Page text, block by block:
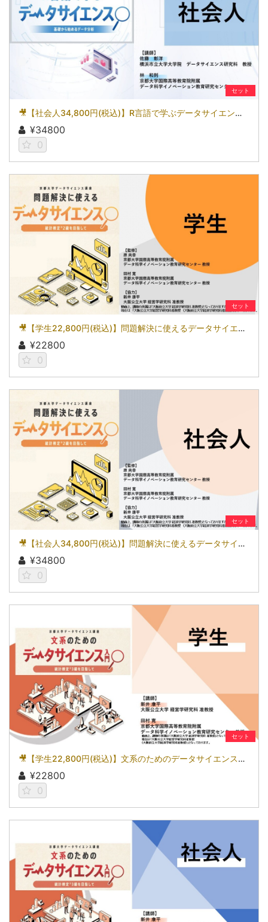
セット
🎥【社会人34,800円(税込)】R言語で学ぶデータサイエンス～基礎から始めるデータ分析～［京都大学データサイエンス講座］（2026）
¥34800
0
セット
🎥【学生22,800円(税込)】問題解決に使えるデータサイエンス～統計検定(R)2級を目指して～［京都大学データサイエンス講座］（2026）
¥22800
0
セット
🎥【社会人34,800円(税込)】問題解決に使えるデータサイエンス～統計検定(R)2級を目指して～［京都大学データサイエンス講座］（2026）
¥34800
0
セット
🎥【学生22,800円(税込)】文系のためのデータサイエンス入門～統計検定(R)3級を目指して～［京都大学データサイエンス講座］（2026）
¥22800
0